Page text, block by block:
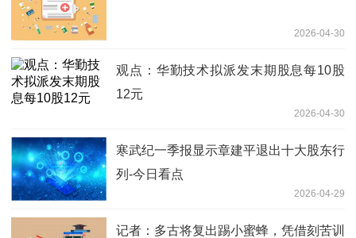
2026-04-30
观点：华勤技术拟派发末期股息每10股
12元
2026-04-30
寒武纪一季报显示章建平退出十大股东行
列-今日看点
2026-04-29
记者：多古将复出踢小蜜蜂，凭借刻苦训